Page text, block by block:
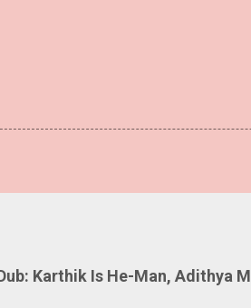
Karthik Is He-Man, Adithya